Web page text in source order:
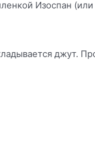
Изоспан
джут.